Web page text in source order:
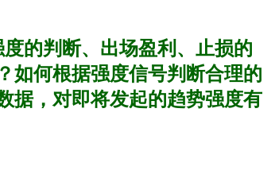
的判断、出场盈利、止损的
如何根据强度信号判断合理的
据，对即将发起的趋势强度有